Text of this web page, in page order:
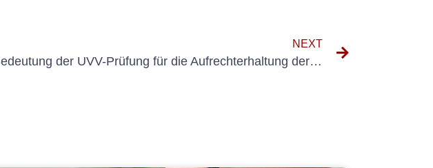
NEXT
Die Bedeutung der UVV-Prüfung für die Aufrechterhaltung der Arbeitssicherheit